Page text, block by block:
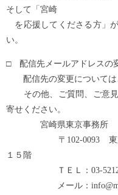
そして「宮崎
を応援してくださる方」
い。
□ 配信先メールアドレスの
配信先の変更については
その他、ご質問、ご意見
寄せください。
宮崎県東京事務所
〒102-0093 東京都千
１５階
ＴＥＬ：03-5212-
メール：